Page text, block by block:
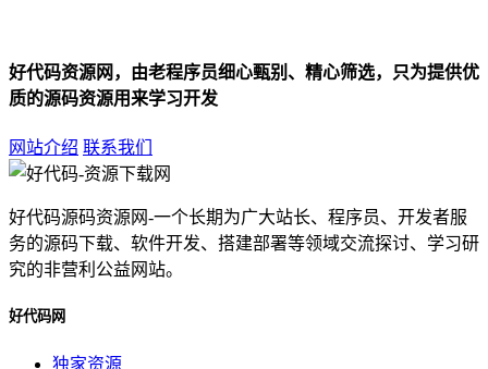
好代码资源网，由老程序员细心甄别、精心筛选，只为提供优
质的源码资源用来学习开发
网站介绍 联系我们
好代码源码资源网-一个长期为广大站长、程序员、开发者服
务的源码下载、软件开发、搭建部署等领域交流探讨、学习研
究的非营利公益网站。
好代码网
独家资源